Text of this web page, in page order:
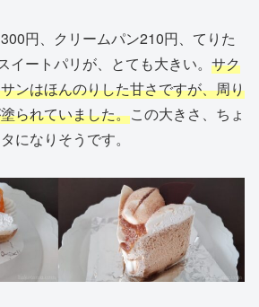
円、クリームパン210円、てりた
イートパリが、とても大きい。 サク
ンはほんのりした甘さですが、周り
られていました。この大きさ、ちょ
になりそうです。